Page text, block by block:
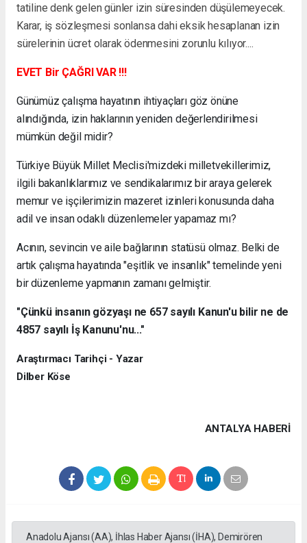
tatiline denk gelen günler izin süresinden düşülemeyecek.
Karar, iş sözleşmesi sonlansa dahi eksik hesaplanan izin
sürelerinin ücret olarak ödenmesini zorunlu kılıyor....
EVET Bir ÇAĞRI VAR !!!
Günümüz çalışma hayatının ihtiyaçları göz önüne
alındığında, izin haklarının yeniden değerlendirilmesi
mümkün değil midir?
Türkiye Büyük Millet Meclisi'mizdeki milletvekillerimiz,
ilgili bakanlıklarımız ve sendikalarımız bir araya gelerek
memur ve işçilerimizin mazeret izinleri konusunda daha
adil ve insan odaklı düzenlemeler yapamaz mı?
Acının, sevincin ve aile bağlarının statüsü olmaz. Belki de
artık çalışma hayatında "eşitlik ve insanlık" temelinde yeni
bir düzenleme yapmanın zamanı gelmiştir.
"Çünkü insanın gözyaşı ne 657 sayılı Kanun'u bilir ne de
4857 sayılı İş Kanunu'nu..."
Araştırmacı Tarihçi - Yazar
Dilber Köse
ANTALYA HABERİ
Anadolu Ajansı (AA), İhlas Haber Ajansı (İHA), Demirören